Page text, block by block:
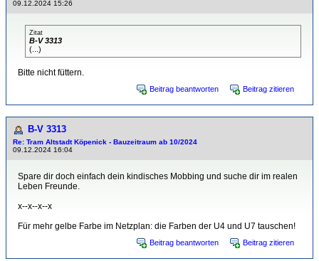
09.12.2024 15:26
Zitat
B-V 3313
(...)
Bitte nicht füttern.
Beitrag beantworten Beitrag zitieren
B-V 3313
Re: Tram Altstadt Köpenick - Bauzeitraum ab 10/2024
09.12.2024 16:04
Spare dir doch einfach dein kindisches Mobbing und suche dir im realen
Leben Freunde.
x--x--x--x
Für mehr gelbe Farbe im Netzplan: die Farben der U4 und U7 tauschen!
Beitrag beantworten Beitrag zitieren